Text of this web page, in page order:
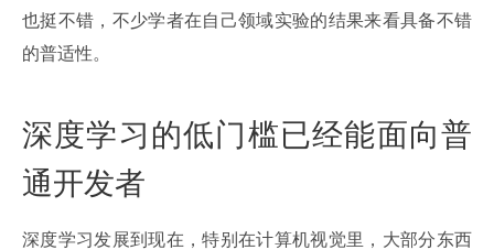
也挺不错，不少学者在自己领域实验的结果来看具备不错
的普适性。
深度学习的低门槛已经能面向普
通开发者
深度学习发展到现在，特别在计算机视觉里，大部分东西